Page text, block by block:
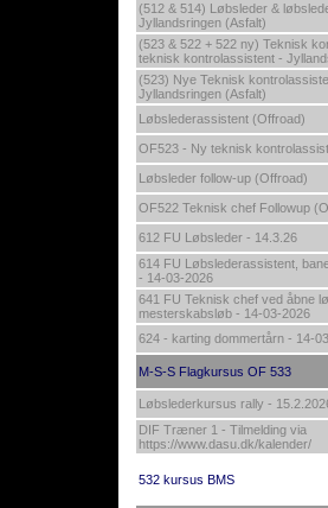
(512 & 514) Løbsleder &
Jyllandsringen (Asfalt)
(523 & 522 + 522 ny) Teknisk
teknisk kontrolassistent -
(523) Nye Teknisk
Jyllandsringen (Asfalt)
Løbslederassistent (Offroad)
OF523 - Ny teknisk
Løbsleder follow-up (Offroad)
OF522 Teknisk chef Followup
612 FU Løbsleder - 14.3.26
614 FU Løbslederassistent,
- 14-03-2026
641 FU Teknisk chef ved åbne
mesterskabsløb - 14-03-2026
624 - karting dommertårn - 14-
M-S-S Flagkursus OF 533
Løbslederkursus rally -
DIF Træner 1 - Tilmelding via
https://www.dasu.dk/kalender/
532 kursus BMS